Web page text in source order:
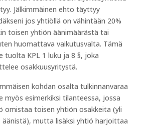
Jälkimmäinen ehto täyttyy
jos yhtiöllä on vähintään 20%
toisen yhtiön äänimäärästä tai
huomattava vaikutusvalta. Tämä
tuolta KPL 1 luku ja 8 §, joka
osakkuusyritystä.
kohdan osalta tulkinnanvaraa
myös esimerkiksi tilanteessa, jossa
omistaa toisen yhtiön osakkeita (yli
äänistä), mutta lisäksi yhtiö harjoittaa